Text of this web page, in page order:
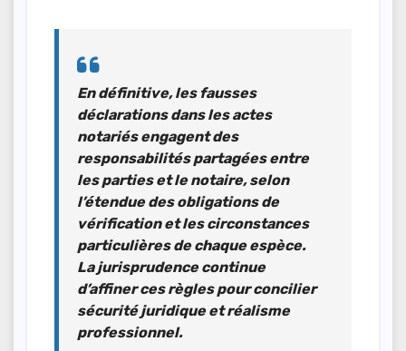
En définitive, les fausses
déclarations dans les actes
notariés engagent des
responsabilités partagées entre
les parties et le notaire, selon
l’étendue des obligations de
vérification et les circonstances
particulières de chaque espèce.
La jurisprudence continue
d’affiner ces règles pour concilier
sécurité juridique et réalisme
professionnel.